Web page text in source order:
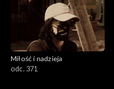
Miłość i nadzieja
odc. 371